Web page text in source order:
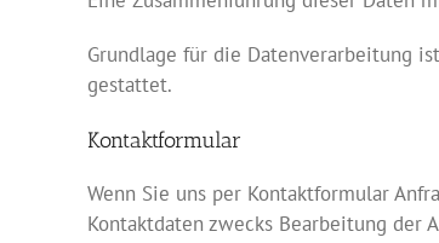
Grundlage für die Datenverarbeitung
gestattet.
Kontaktformular
Wenn Sie uns per Kontaktformular
Kontaktdaten zwecks Bearbeitung der